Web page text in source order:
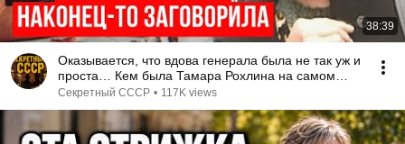
38:39
Оказывается, что вдова генерала была не так уж и
проста… Кем была Тамара Рохлина на самом
деле?
Секретный СССР • 117K views